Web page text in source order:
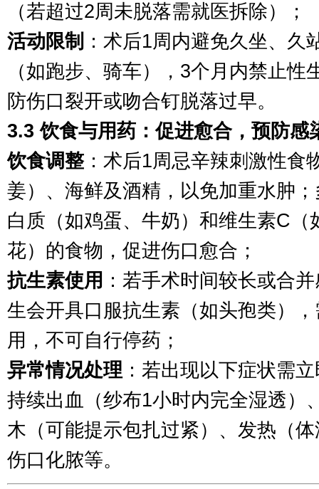
（若超过2周未脱落需就医拆除）；
活动限制 ：术后1周内避免久坐、久
（如跑步、骑车），3个月内禁止性
防伤口裂开或吻合钉脱落过早。
3.3 饮食与用药：促进愈合，预防感
饮食调整：术后1周忌辛辣刺激性食
姜）、海鲜及酒精，以免加重水肿
白质（如鸡蛋、牛奶）和维生素C（
花）的食物，促进伤口愈合；
抗生素使用 ：若手术时间较长或合
生会开具口服抗生素（如头孢类）
用，不可自行停药；
异常情况处理 ：若出现以下症状需
持续出血（纱布1小时内完全湿透）
木（可能提示包扎过紧）、发热（
伤口化脓等。